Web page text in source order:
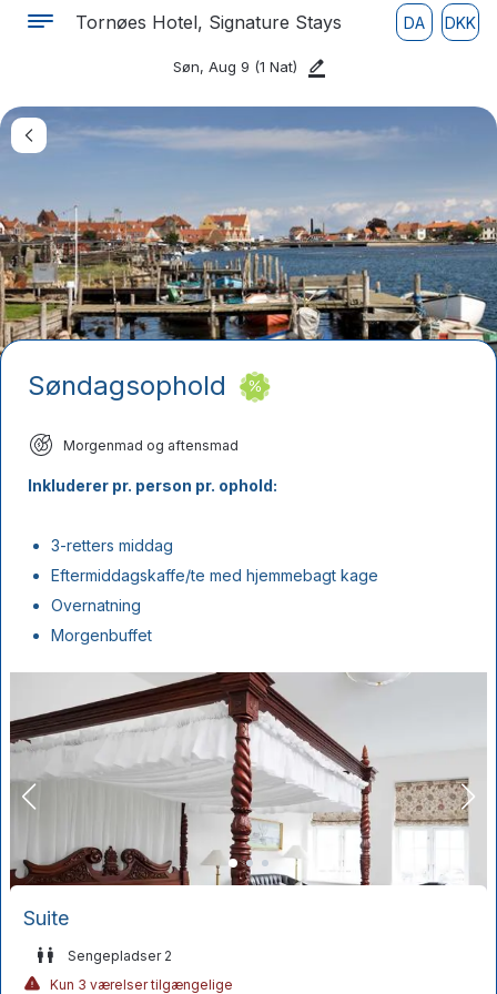
Tornøes Hotel, Signature Stays DA DKK
Søn, Aug 9 (1 Nat)
Søndagsophold
Morgenmad og aftensmad
Inkluderer pr. person pr. ophold:
3-retters middag
Eftermiddagskaffe/te med hjemmebagt kage
Overnatning
Morgenbuffet
Suite
Sengepladser 2
Kun 3 værelser tilgængelige